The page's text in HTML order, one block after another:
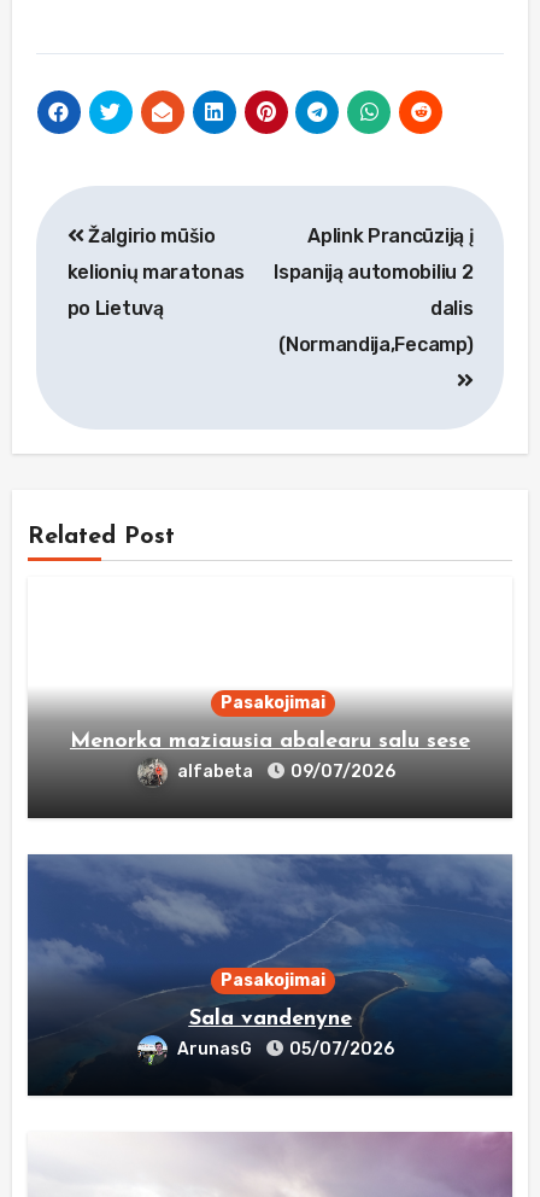
Navigacija
tarp
įrašų
Žalgirio mūšio
kelionių maratonas
po Lietuvą
Aplink Prancūziją į
Ispaniją automobiliu 2
dalis
(Normandija,Fecamp)
Related Post
Pasakojimai
Menorka maziausia abalearu salu sese
alfabeta 09/07/2026
Pasakojimai
Sala vandenyne
ArunasG 05/07/2026